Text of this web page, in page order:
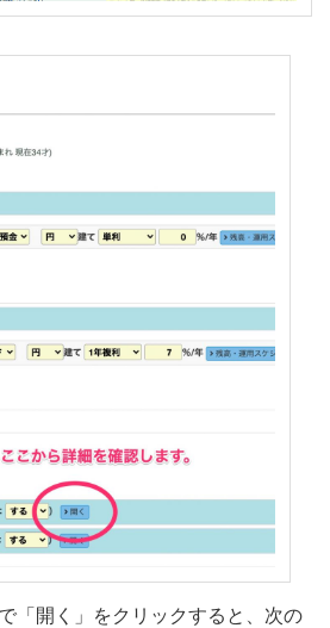
「開く」をクリックすると、次の